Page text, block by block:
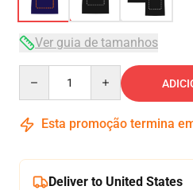
Ver guia de tamanhos
Esta promoção termina
Deliver to United States